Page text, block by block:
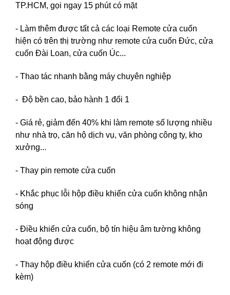
TP.HCM, gọi ngay 15 phút có mặt
- Làm thêm được tất cả các loại Remote cửa cuốn
hiện có trên thị trường như remote cửa cuốn Đức, cửa
cuốn Đài Loan, cửa cuốn Úc...
- Thao tác nhanh bằng máy chuyên nghiệp
- Độ bền cao, bảo hành 1 đổi 1
- Giá rẻ, giảm đến 40% khi làm remote số lượng nhiều
như nhà trọ, căn hộ dịch vụ, văn phòng công ty, kho
xưởng...
- Thay pin remote cửa cuốn
- Khắc phục lỗi hộp điều khiển cửa cuốn không nhận
sóng
- Điều khiển cửa cuốn, bộ tín hiệu âm tường không
hoạt động được
- Thay hộp điều khiển cửa cuốn (có 2 remote mới đi
kèm)